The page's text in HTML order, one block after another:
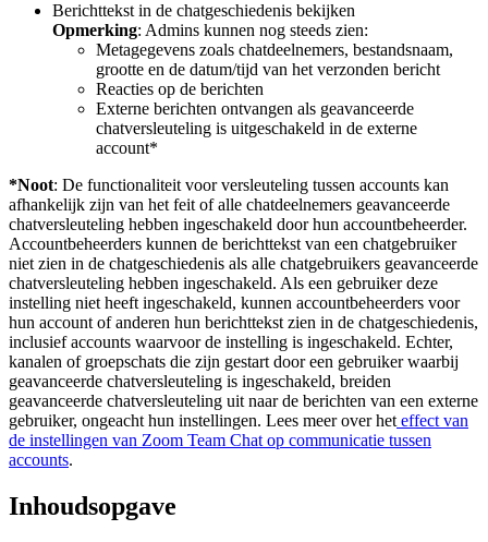
Berichttekst in de chatgeschiedenis bekijken
Opmerking: Admins kunnen nog steeds zien:
Metagegevens zoals chatdeelnemers, bestandsnaam,
grootte en de datum/tijd van het verzonden bericht
Reacties op de berichten
Externe berichten ontvangen als geavanceerde
chatversleuteling is uitgeschakeld in de externe
account*
*Noot: De functionaliteit voor versleuteling tussen accounts kan
afhankelijk zijn van het feit of alle chatdeelnemers geavanceerde
chatversleuteling hebben ingeschakeld door hun accountbeheerder.
Accountbeheerders kunnen de berichttekst van een chatgebruiker
niet zien in de chatgeschiedenis als alle chatgebruikers geavanceerde
chatversleuteling hebben ingeschakeld. Als een gebruiker deze
instelling niet heeft ingeschakeld, kunnen accountbeheerders voor
hun account of anderen hun berichttekst zien in de chatgeschiedenis,
inclusief accounts waarvoor de instelling is ingeschakeld. Echter,
kanalen of groepschats die zijn gestart door een gebruiker waarbij
geavanceerde chatversleuteling is ingeschakeld, breiden
geavanceerde chatversleuteling uit naar de berichten van een externe
gebruiker, ongeacht hun instellingen. Lees meer over het effect van
de instellingen van Zoom Team Chat op communicatie tussen
accounts.
Inhoudsopgave